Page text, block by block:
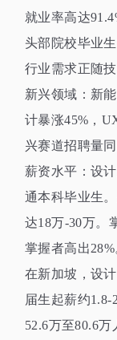
就业率高达
头部院校毕业
行业需求正随
新兴领域：新
计暴涨45% ，
兴赛道招聘量
薪资水平：设
通本科毕业生
达18万-30万。
掌握者高出28%
在新加坡，设
届生起薪约1.8-
52.6万至80.6万